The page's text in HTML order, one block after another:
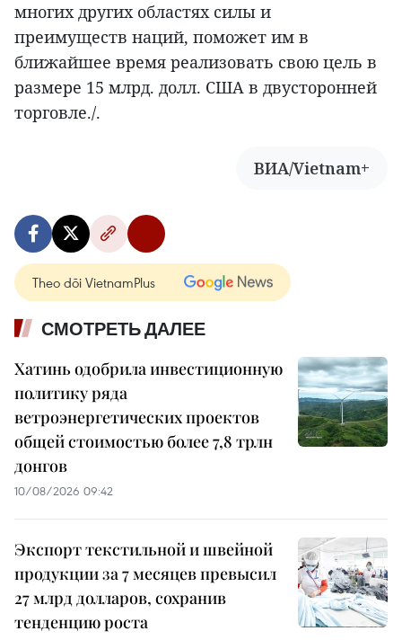
многих других областях силы и
преимуществ наций, поможет им в
ближайшее время реализовать свою цель в
размере 15 млрд. долл. США в двусторонней
торговле./.
ВИА/Vietnam+
Theo dõi VietnamPlus
СМОТРЕТЬ ДАЛЕЕ
Хатинь одобрила инвестиционную
политику ряда
ветроэнергетических проектов
общей стоимостью более 7,8 трлн
донгов
10/08/2026 09:42
Экспорт текстильной и швейной
продукции за 7 месяцев превысил
27 млрд долларов, сохранив
тенденцию роста